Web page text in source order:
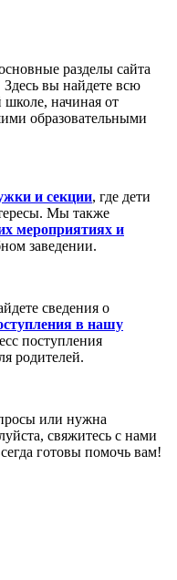
разделы сайта
Здесь вы найдете всю
начиная от
образовательными
и секции, где дети
Мы также
мероприятиях и
заведении.
сведения о
в нашу
поступления
родителей.
или нужна
свяжитесь с нами
готовы помочь вам!